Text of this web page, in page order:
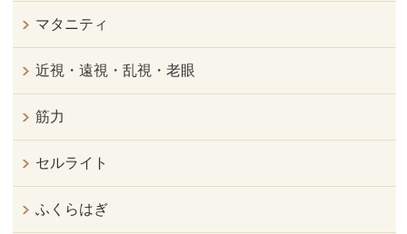
マタニティ
近視・遠視・乱視・老眼
筋力
セルライト
ふくらはぎ